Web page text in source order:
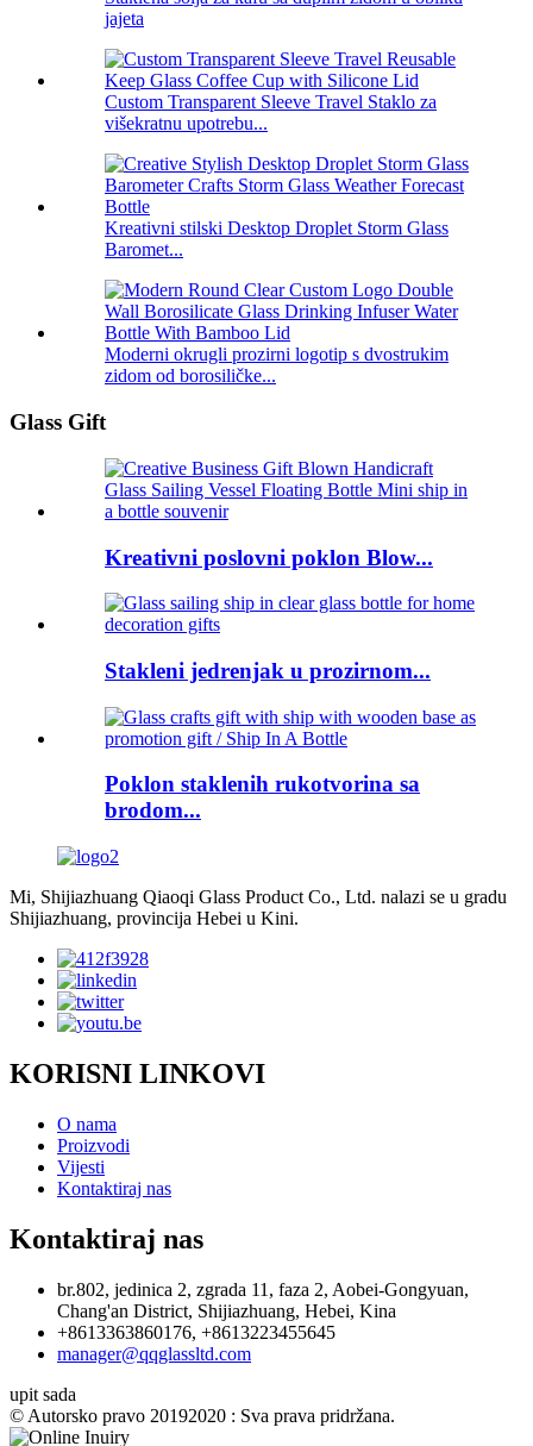
jajeta
Custom Transparent Sleeve Travel Staklo za
višekratnu upotrebu...
Kreativni stilski Desktop Droplet Storm Glass
Baromet...
Moderni okrugli prozirni logotip s dvostrukim
zidom od borosiličke...
Glass Gift
Kreativni poslovni poklon Blow...
Stakleni jedrenjak u prozirnom...
Poklon staklenih rukotvorina sa
brodom...
Mi, Shijiazhuang Qiaoqi Glass Product Co., Ltd. nalazi se u gradu
Shijiazhuang, provincija Hebei u Kini.
KORISNI LINKOVI
O nama
Proizvodi
Vijesti
Kontaktiraj nas
Kontaktiraj nas
br.802, jedinica 2, zgrada 11, faza 2, Aobei-Gongyuan,
Chang'an District, Shijiazhuang, Hebei, Kina
+8613363860176, +8613223455645
manager@qqglassltd.com
upit sada
© Autorsko pravo 20192020 : Sva prava pridržana.